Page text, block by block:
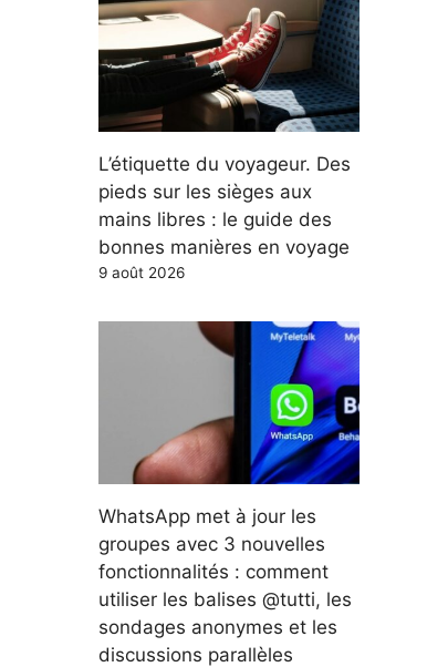
L’étiquette du voyageur. Des
pieds sur les sièges aux
mains libres : le guide des
bonnes manières en voyage
9 août 2026
WhatsApp met à jour les
groupes avec 3 nouvelles
fonctionnalités : comment
utiliser les balises @tutti, les
sondages anonymes et les
discussions parallèles